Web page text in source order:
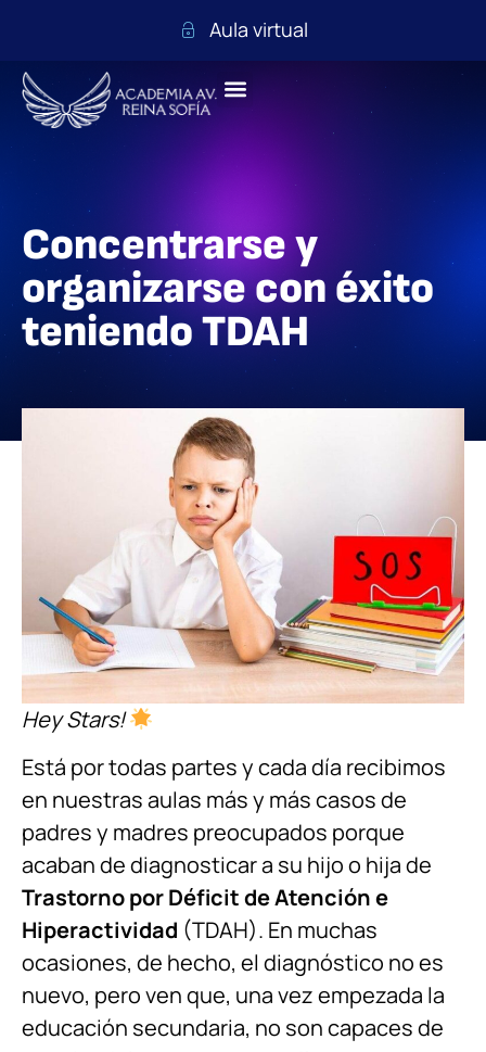
Aula virtual
Concentrarse y
organizarse con éxito
teniendo TDAH
Hey Stars!
Está por todas partes y cada día recibimos
en nuestras aulas más y más casos de
padres y madres preocupados porque
acaban de diagnosticar a su hijo o hija de
Trastorno por Déficit de Atención e
Hiperactividad (TDAH). En muchas
ocasiones, de hecho, el diagnóstico no es
nuevo, pero ven que, una vez empezada la
educación secundaria, no son capaces de